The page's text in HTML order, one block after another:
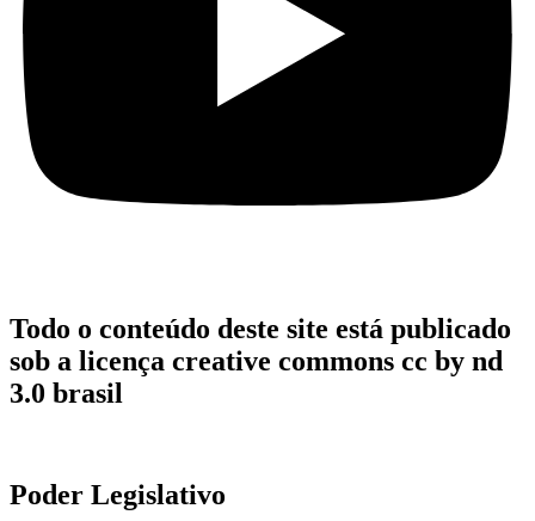
Todo o conteúdo deste site está publicado
sob a licença creative commons cc by nd
3.0 brasil
Poder Legislativo